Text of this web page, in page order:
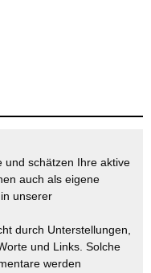
und schätzen Ihre aktive
auch als eigene
unserer
durch Unterstellungen,
und Links. Solche
werden